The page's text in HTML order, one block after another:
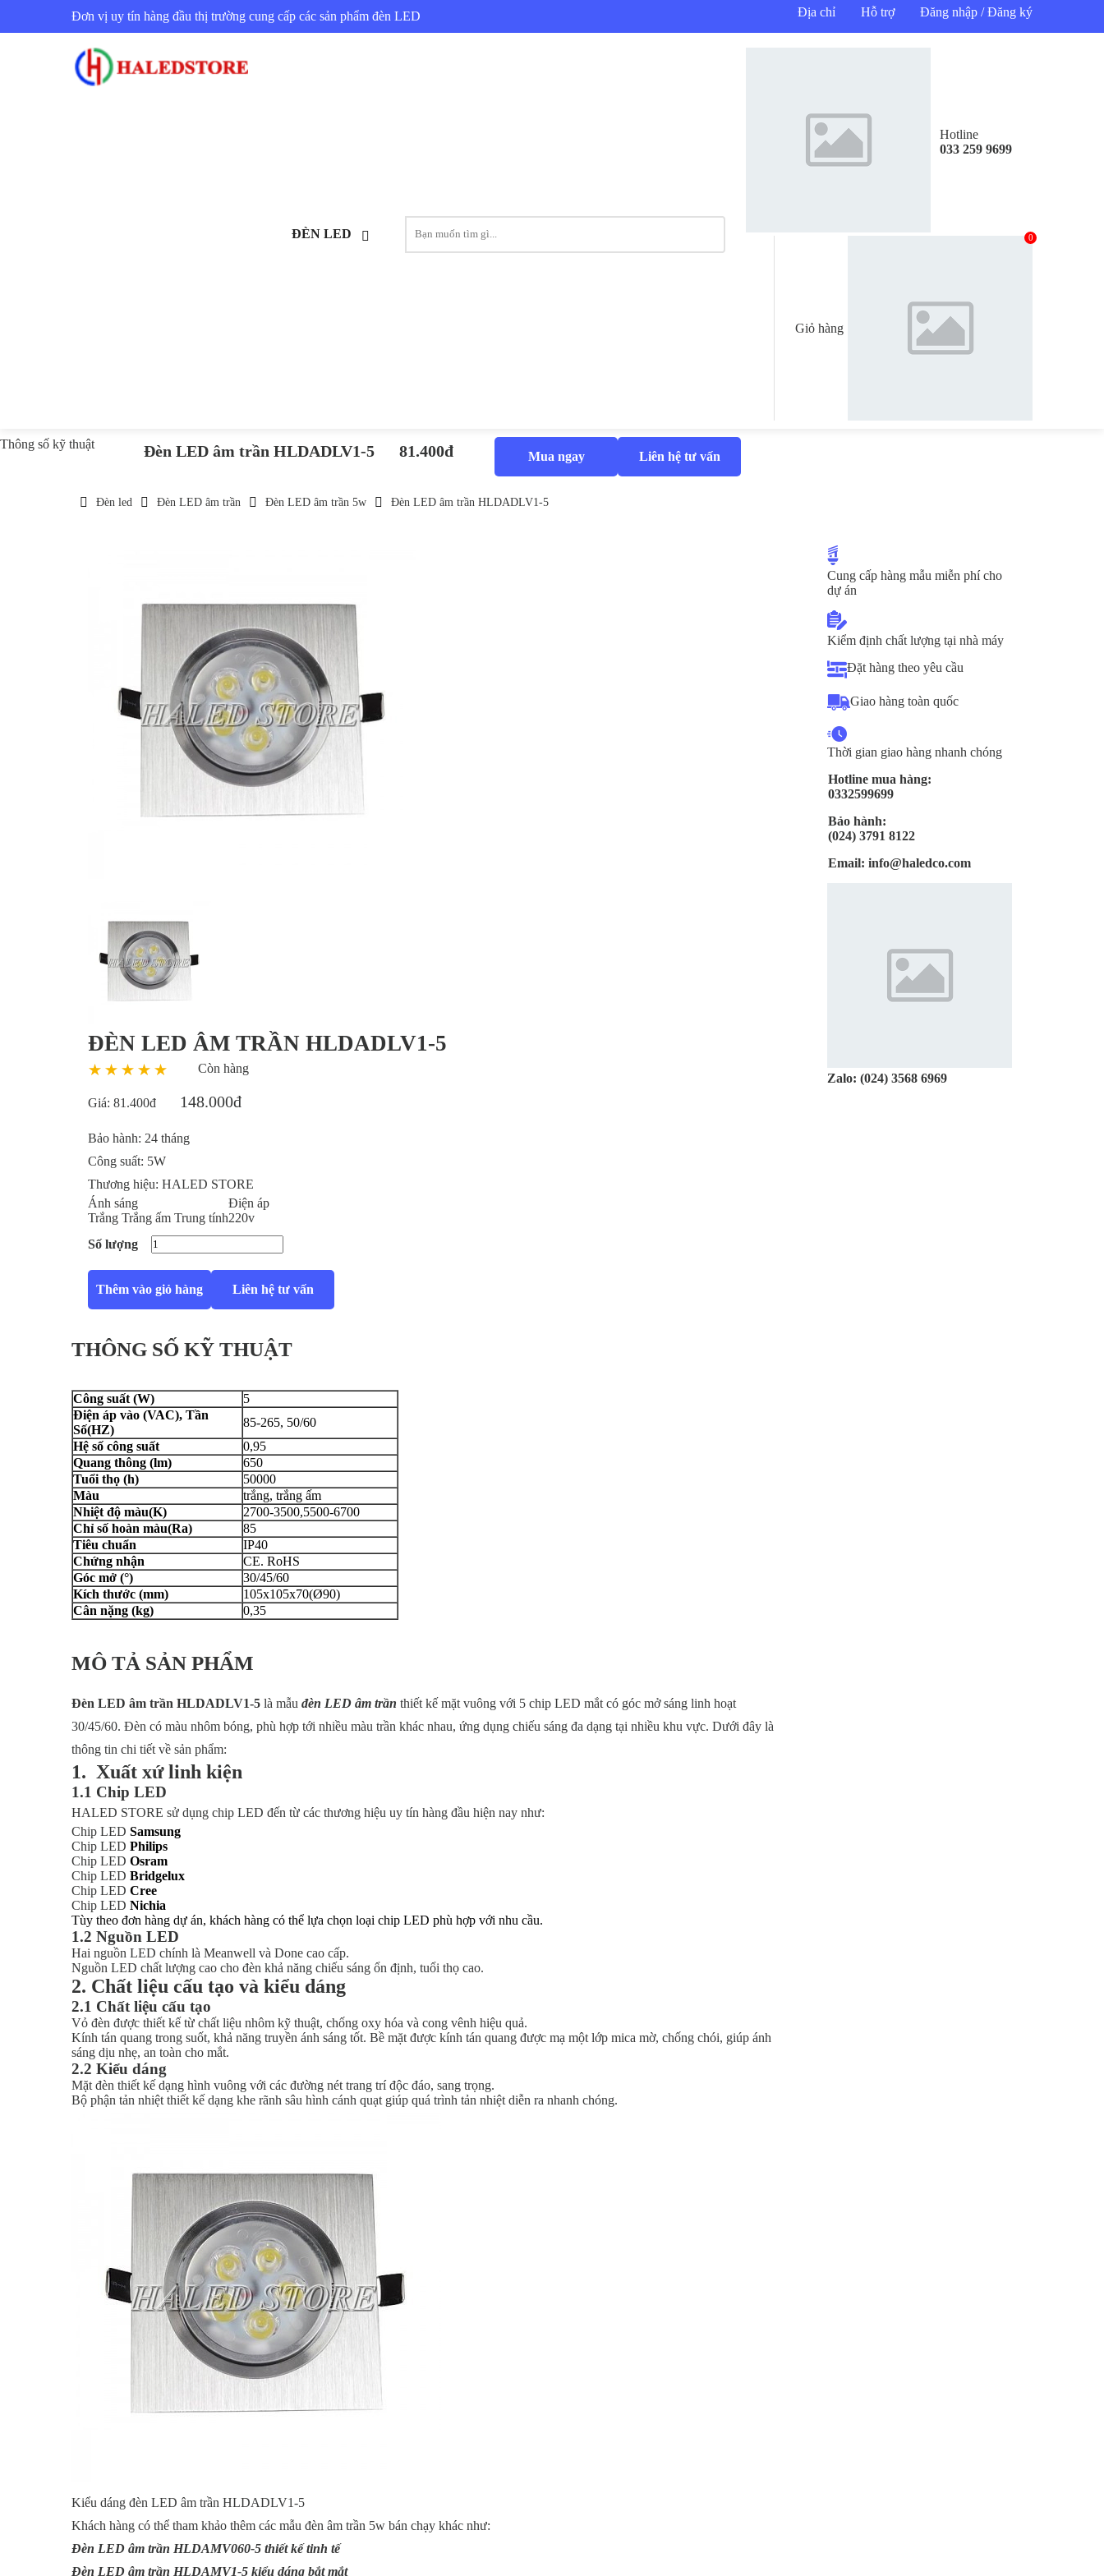
Đơn vị uy tín hàng đầu thị trường cung cấp các sản phẩm đèn LED Địa chỉ Hỗ trợ Đăng nhập / Đăng ký
ĐÈN LED
Hotline
033 259 9699
Giỏ hàng
0
Thông số kỹ thuật Đèn LED âm trần HLDADLV1-5 81.400đ Mua ngay Liên hệ tư vấn
Đèn led Đèn LED âm trần Đèn LED âm trần 5w Đèn LED âm trần HLDADLV1-5
ĐÈN LED ÂM TRẦN HLDADLV1-5
Còn hàng
Giá: 81.400đ 148.000đ
Bảo hành: 24 tháng
Công suất: 5W
Thương hiệu: HALED STORE
Ánh sáng
Trắng Trắng ấm Trung tính
Điện áp
220v
Số lượng
Thêm vào giỏ hàng Liên hệ tư vấn
THÔNG SỐ KỸ THUẬT
Công suất (W)
5
Điện áp vào (VAC), Tần
Số(HZ)
85-265, 50/60
Hệ số công suất
0,95
Quang thông (lm)
650
Tuổi thọ (h)
50000
Màu
trắng, trắng ấm
Nhiệt độ màu(K)
2700-3500,5500-6700
Chỉ số hoàn màu(Ra)
85
Tiêu chuẩn
IP40
Chứng nhận
CE. RoHS
Góc mở (°)
30/45/60
Kích thước (mm)
105x105x70(Ø90)
Cân nặng (kg)
0,35
MÔ TẢ SẢN PHẨM
Đèn LED âm trần HLDADLV1-5 là mẫu đèn LED âm trần thiết kế mặt vuông với 5 chip LED mắt có góc mở sáng linh hoạt
30/45/60. Đèn có màu nhôm bóng, phù hợp tới nhiều màu trần khác nhau, ứng dụng chiếu sáng đa dạng tại nhiều khu vực. Dưới đây là
thông tin chi tiết về sản phẩm:
1. Xuất xứ linh kiện
1.1 Chip LED
HALED STORE sử dụng chip LED đến từ các thương hiệu uy tín hàng đầu hiện nay như:
Chip LED Samsung
Chip LED Philips
Chip LED Osram
Chip LED Bridgelux
Chip LED Cree
Chip LED Nichia
Tùy theo đơn hàng dự án, khách hàng có thể lựa chọn loại chip LED phù hợp với nhu cầu.
1.2 Nguồn LED
Hai nguồn LED chính là Meanwell và Done cao cấp.
Nguồn LED chất lượng cao cho đèn khả năng chiếu sáng ổn định, tuổi thọ cao.
2. Chất liệu cấu tạo và kiểu dáng
2.1 Chất liệu cấu tạo
Vỏ đèn được thiết kế từ chất liệu nhôm kỹ thuật, chống oxy hóa và cong vênh hiệu quả.
Kính tán quang trong suốt, khả năng truyền ánh sáng tốt. Bề mặt được kính tán quang được mạ một lớp mica mờ, chống chói, giúp ánh
sáng dịu nhẹ, an toàn cho mắt.
2.2 Kiểu dáng
Mặt đèn thiết kế dạng hình vuông với các đường nét trang trí độc đáo, sang trọng.
Bộ phận tản nhiệt thiết kế dạng khe rãnh sâu hình cánh quạt giúp quá trình tản nhiệt diễn ra nhanh chóng.
Kiểu dáng đèn LED âm trần HLDADLV1-5
Khách hàng có thể tham khảo thêm các mẫu đèn âm trần 5w bán chạy khác như:
Đèn LED âm trần HLDAMV060-5 thiết kế tinh tế
Đèn LED âm trần HLDAMV1-5 kiểu dáng bắt mắt
Cung cấp hàng mẫu miễn phí cho
dự án
Kiểm định chất lượng tại nhà máy
Đặt hàng theo yêu cầu
Giao hàng toàn quốc
Thời gian giao hàng nhanh chóng
Hotline mua hàng:
0332599699
Bảo hành:
(024) 3791 8122
Email: info@haledco.com
Zalo: (024) 3568 6969